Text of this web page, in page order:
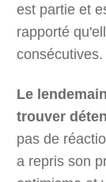
est partie et
rapporté
consécutives.
Le
trouver
pas de
a repris son